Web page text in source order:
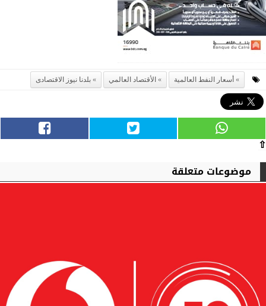
أسعار النفط العالمية الأقتصاد العالمي بلدنا نيوز الاقتصادى
⇧
موضوعات متعلقة